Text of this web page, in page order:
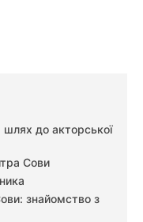
до акторської
Сови
знайомство з